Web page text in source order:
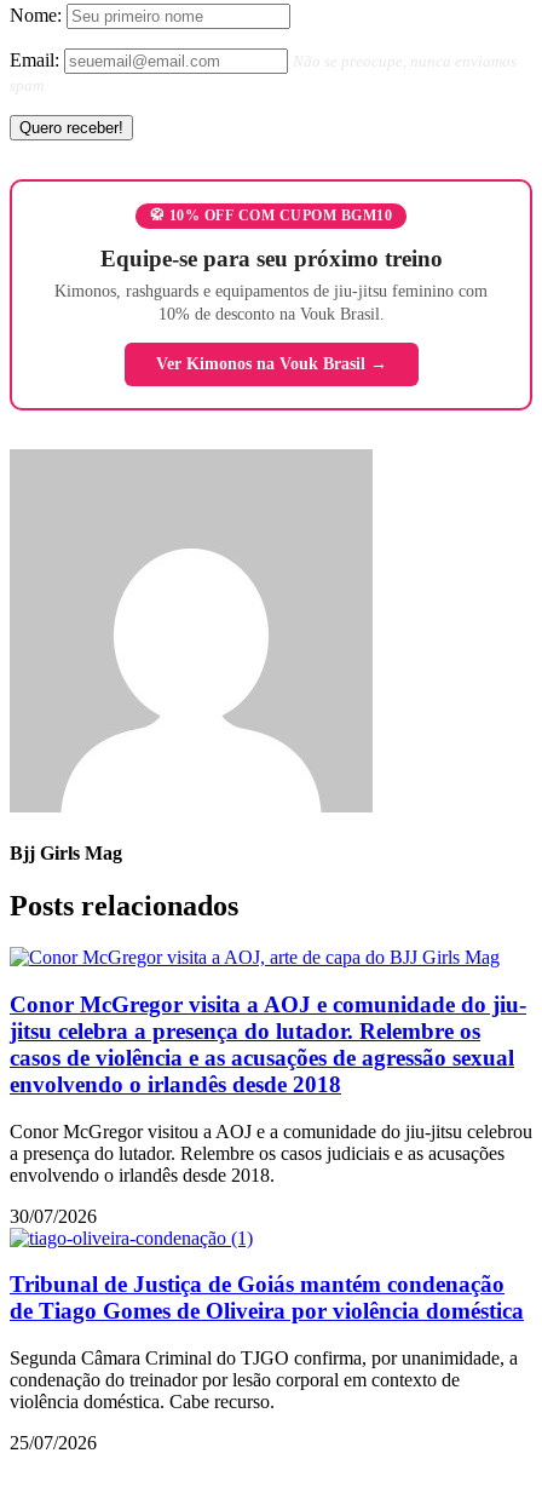
Nome:
Email:
Não se preocupe, nunca enviamos
spam
🥋 10% OFF COM CUPOM BGM10
Equipe-se para seu próximo treino
Kimonos, rashguards e equipamentos de jiu-jitsu feminino com
10% de desconto na Vouk Brasil.
Ver Kimonos na Vouk Brasil →
Bjj Girls Mag
Posts relacionados
Conor McGregor visita a AOJ e comunidade do jiu-
jitsu celebra a presença do lutador. Relembre os
casos de violência e as acusações de agressão sexual
envolvendo o irlandês desde 2018
Conor McGregor visitou a AOJ e a comunidade do jiu-jitsu celebrou
a presença do lutador. Relembre os casos judiciais e as acusações
envolvendo o irlandês desde 2018.
30/07/2026
Tribunal de Justiça de Goiás mantém condenação
de Tiago Gomes de Oliveira por violência doméstica
Segunda Câmara Criminal do TJGO confirma, por unanimidade, a
condenação do treinador por lesão corporal em contexto de
violência doméstica. Cabe recurso.
25/07/2026